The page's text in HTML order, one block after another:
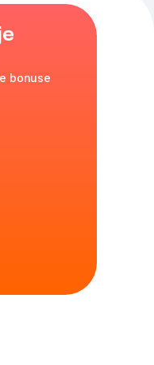
bonuse